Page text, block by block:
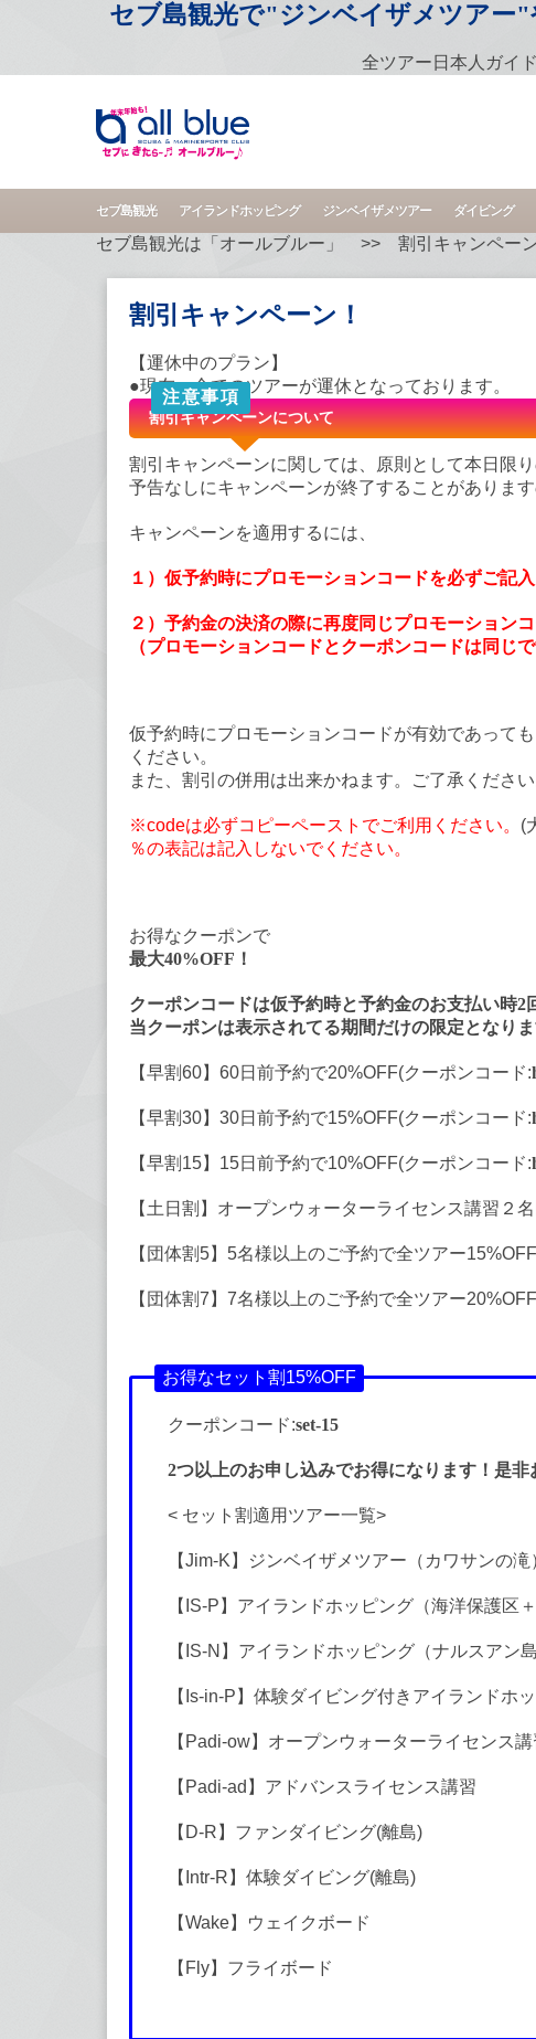
セブ島観光で"ジンベイザメツアー
全ツアー日本人ガイ
セブ島観光 アイランドホッピング ジンベイザメツアー ダイビング
セブ島観光は「オールブルー」 >> 割引キャンペーン
割引キャンペーン！
【運休中のプラン】
●現在、全てのツアーが運休となっております。
割引キャンペーンについて
割引キャンペーンに関しては、原則として本日限
予告なしにキャンペーンが終了することがあります
キャンペーンを適用するには、
１）仮予約時にプロモーションコードを必ずご記入
２）予約金の決済の際に再度同じプロモーション
（プロモーションコードとクーポンコードは同じで
注意事項
仮予約時にプロモーションコードが有効であって
ください。
また、割引の併用は出来かねます。ご了承ください
※codeは必ずコピーペーストでご利用ください。 (
％の表記は記入しないでください。
お得なクーポンで
最大40%OFF！
クーポンコードは仮予約時と予約金のお支払い時2
当クーポンは表示されてる期間だけの限定となり
【早割60】60日前予約で20%OFF(クーポンコード:
【早割30】30日前予約で15%OFF(クーポンコード:
【早割15】15日前予約で10%OFF(クーポンコード:
【土日割】オープンウォーターライセンス講習２
【団体割5】5名様以上のご予約で全ツアー
【団体割7】7名様以上のご予約で全ツアー
お得なセット割15%OFF
クーポンコード:set-15
2つ以上のお申し込みでお得になります！是非
< セット割適用ツアー一覧>
【Jim-K】ジンベイザメツアー（カワサンの滝
【IS-P】アイランドホッピング（海洋保護区
【IS-N】アイランドホッピング（ナルスアン
【Is-in-P】体験ダイビング付きアイランドホ
【Padi-ow】オープンウォーターライセンス講
【Padi-ad】アドバンスライセンス講習
【D-R】ファンダイビング(離島)
【Intr-R】体験ダイビング(離島)
【Wake】ウェイクボード
【Fly】フライボード